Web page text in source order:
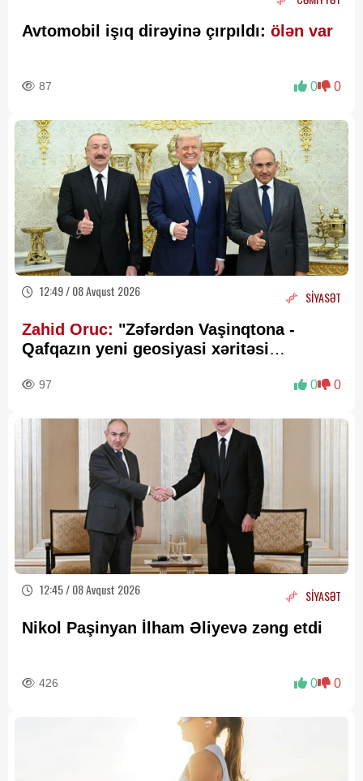
Avtomobil işıq dirəyinə çırpıldı: ölən var
87 0 0
12:49 / 08 Avqust 2026 SİYASƏT
Zahid Oruc: "Zəfərdən Vaşinqtona -
Qafqazın yeni geosiyasi xəritəsi
97 0 0
12:45 / 08 Avqust 2026 SİYASƏT
Nikol Paşinyan İlham Əliyevə zəng etdi
426 0 0